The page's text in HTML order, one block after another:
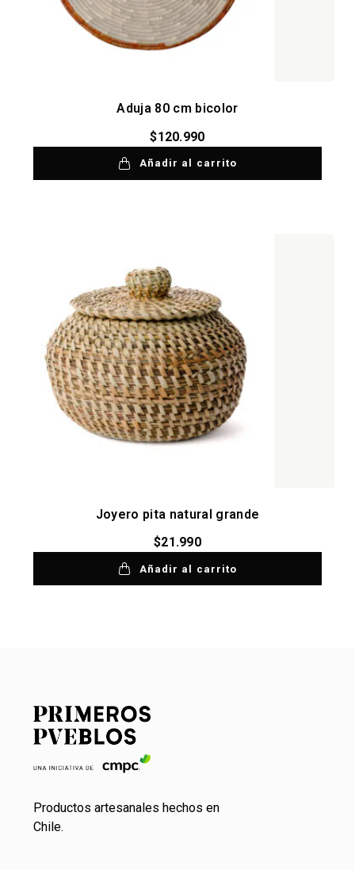
Aduja 80 cm bicolor
$120.990
Añadir al carrito
Joyero pita natural grande
$21.990
Añadir al carrito
Productos artesanales hechos en
Chile.